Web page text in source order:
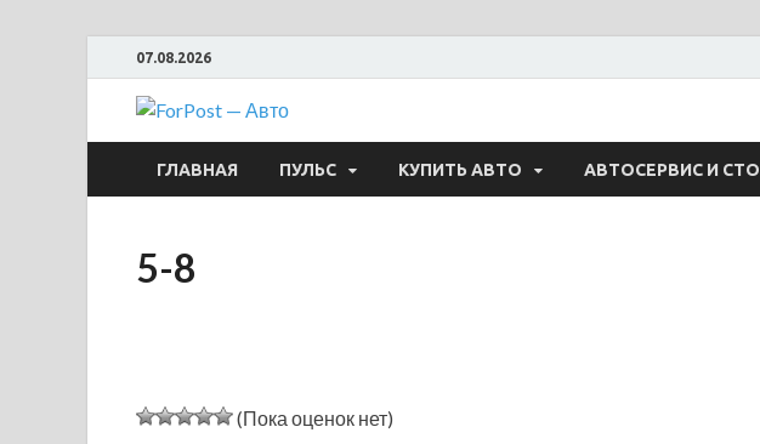
07.08.2026
ForPost — Авто
ГЛАВНАЯ ПУЛЬС КУПИТЬ АВТО АВТОСЕРВИС И СТО
5-8
(Пока оценок нет)